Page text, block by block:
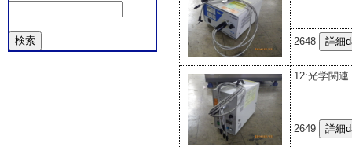
2648
12:光学関連
2649